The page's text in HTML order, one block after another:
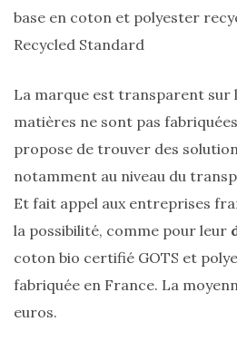
&
maroquinerie
(218)
Sélections
shopping
(43)
base en coton et polyester
Recycled Standard
La marque est transparent sur
matières ne sont pas
propose de trouver des
notamment au niveau du
Et fait appel aux entreprises
la possibilité, comme pour leur
coton bio certifié GOTS et
fabriquée en France. La
euros.